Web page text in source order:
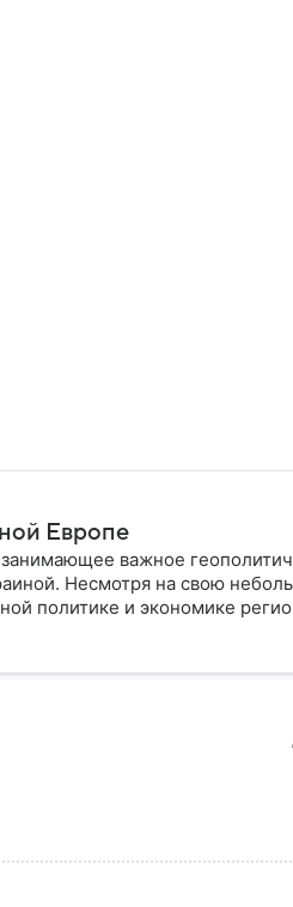
Европе
важное
Несмотря на свою
политике и экономике